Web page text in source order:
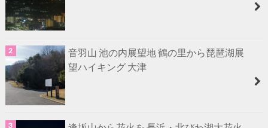
音羽山 池の内展望地 鶴の里から琵琶湖展
望ハイキング 大津